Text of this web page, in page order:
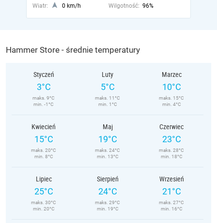
Wiatr:
0 km/h Wilgotność: 96%
Hammer Store - średnie temperatury
Styczeń
3°C
maks. 9°C
min. -1°C
Luty
5°C
maks. 11°C
min. 1°C
Marzec
10°C
maks. 15°C
min. 4°C
Kwiecień
15°C
maks. 20°C
min. 8°C
Maj
19°C
maks. 24°C
min. 13°C
Czerwiec
23°C
maks. 28°C
min. 18°C
Lipiec
25°C
maks. 30°C
min. 20°C
Sierpień
24°C
maks. 29°C
min. 19°C
Wrzesień
21°C
maks. 27°C
min. 16°C